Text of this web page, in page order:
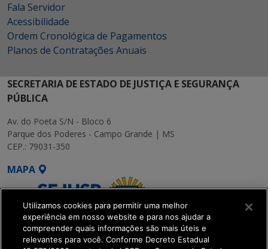
Fala Servidor
Acessibilidade
Ordem Cronológica de Pagamentos
Planos de Contratações Anuais
SECRETARIA DE ESTADO DE JUSTIÇA E SEGURANÇA
PÚBLICA
Av. do Poeta S/N - Bloco 6
Parque dos Poderes - Campo Grande | MS
CEP.: 79031-350
MAPA
Utilizamos cookies para permitir uma melhor
experiência em nosso website e para nos ajudar a
compreender quais informações são mais úteis e
relevantes para você. Conforme Decreto Estadual